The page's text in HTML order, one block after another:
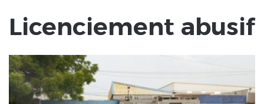
Licenciement abusif